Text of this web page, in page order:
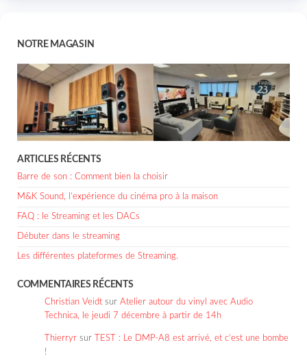
NOTRE MAGASIN
ARTICLES RÉCENTS
Barre de son : Comment bien la choisir
M&K Sound, l’expérience du cinéma pro à la maison
FAQ : le Streaming et les DACs
Débuter dans le streaming
Les différentes plateformes de Streaming.
COMMENTAIRES RÉCENTS
Christian Veidt sur Atelier autour du vinyl avec Audio
Technica, le jeudi 7 décembre à partir de 14h
Thierryr sur
TEST : Le DMP-A8 est arrivé, et c’est une bombe
!